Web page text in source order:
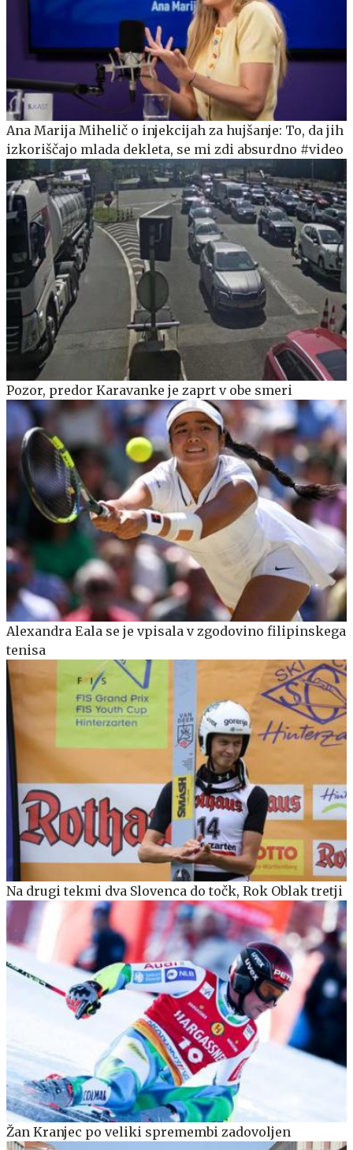
Ana Marija Mihelič o injekcijah za hujšanje: To, da jih
izkoriščajo mlada dekleta, se mi zdi absurdno #video
Pozor, predor Karavanke je zaprt v obe smeri
Alexandra Eala se je vpisala v zgodovino filipinskega
tenisa
Na drugi tekmi dva Slovenca do točk, Rok Oblak tretji
Žan Kranjec po veliki spremembi zadovoljen